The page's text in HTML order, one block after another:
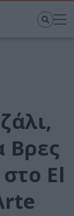
Βρες
El